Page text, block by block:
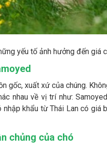
yếu tố ảnh hưởng đến giá
gốc, xuất xứ của chúng.
nhau về vị trí như:
khẩu từ Thái Lan có giá
chủng của chó